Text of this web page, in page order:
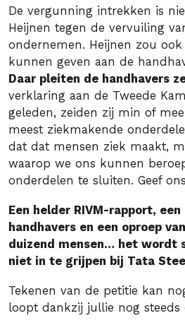
De vergunning intrekken is
Heijnen tegen de vervuiling
ondernemen. Heijnen zou
kunnen geven aan de
Daar pleiten de handhavers
verklaring aan de Tweede
geleden, zeiden zij min of
meest ziekmakende
dat dat mensen ziek maakt,
waarop we ons kunnen
onderdelen te sluiten. Geef ons
Een helder RIVM-rapport,
handhavers en een oproep
duizend mensen… het wordt
niet in te grijpen bij Tata
Tekenen van de petitie kan
loopt dankzij jullie nog steeds